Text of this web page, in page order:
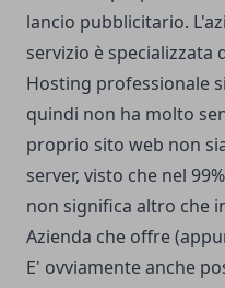
lancio pubblicitario.
servizio è specializzata
Hosting professionale
quindi non ha molto
proprio sito web non
server, visto che nel
non significa altro che
Azienda che offre
E' ovviamente anche